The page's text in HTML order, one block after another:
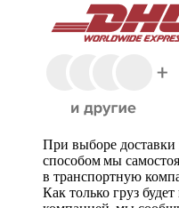
При выборе доставки
способом мы
в транспортную
Как только груз